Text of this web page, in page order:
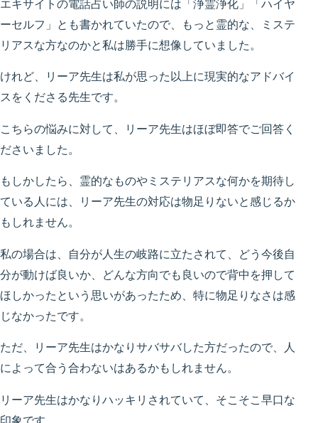
エキサイトの電話占い師の説明には「浄霊浄化」「ハイヤ
ーセルフ」とも書かれていたので、もっと霊的な、ミステ
リアスな方なのかと私は勝手に想像していました。
けれど、リーア先生は私が思った以上に現実的なアドバイ
スをくださる先生です。
こちらの悩みに対して、リーア先生はほぼ即答でご回答く
ださいました。
もしかしたら、霊的なものやミステリアスな何かを期待し
ている人には、リーア先生の対応は物足りないと感じるか
もしれません。
私の場合は、自分が人生の岐路に立たされて、どう今後自
分が動けば良いか、どんな方向でも良いので背中を押して
ほしかったという思いがあったため、特に物足りなさは感
じなかったです。
ただ、リーア先生はかなりサバサバした方だったので、人
によって合う合わないはあるかもしれません。
リーア先生はかなりハッキリされていて、そこそこ早口な